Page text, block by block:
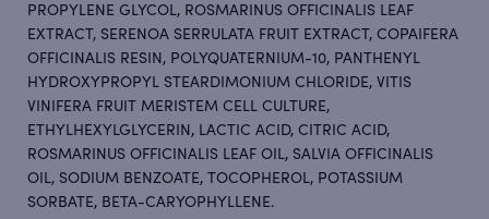
PROPYLENE GLYCOL, ROSMARINUS OFFICINALIS LEAF
EXTRACT, SERENOA SERRULATA FRUIT EXTRACT, COPAIFERA
OFFICINALIS RESIN, POLYQUATERNIUM-10, PANTHENYL
HYDROXYPROPYL STEARDIMONIUM CHLORIDE, VITIS
VINIFERA FRUIT MERISTEM CELL CULTURE,
ETHYLHEXYLGLYCERIN, LACTIC ACID, CITRIC ACID,
ROSMARINUS OFFICINALIS LEAF OIL, SALVIA OFFICINALIS
OIL, SODIUM BENZOATE, TOCOPHEROL, POTASSIUM
SORBATE, BETA-CARYOPHYLLENE.